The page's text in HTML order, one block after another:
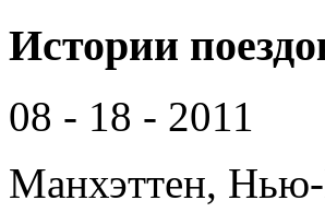
Истории
08 - 18 - 2011
Манхэттен,